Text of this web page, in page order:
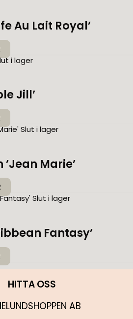
Au Lait Royal’
i lager
Jill’
Slut i lager
Marie’
Slut i lager
Fantasy’
HITTA OSS
AB